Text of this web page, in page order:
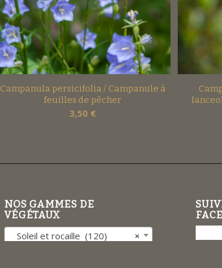
Campanula persicifolia / Campanule à
feuilles de pêcher
3,50 €
NOS GAMMES DE
VÉGÉTAUX
×
Soleil et rocaille (120)